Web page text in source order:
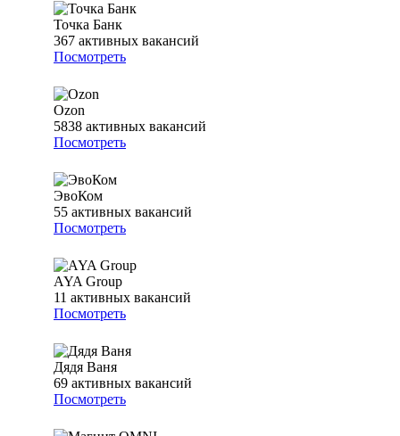
Точка Банк
367 активных вакансий
Посмотреть
Ozon
5838 активных вакансий
Посмотреть
ЭвоКом
55 активных вакансий
Посмотреть
AYA Group
11 активных вакансий
Посмотреть
Дядя Ваня
69 активных вакансий
Посмотреть